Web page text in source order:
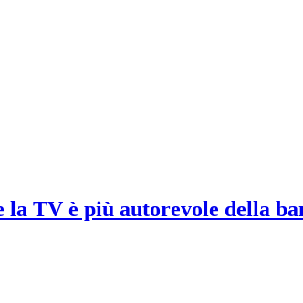
la TV è più autorevole della